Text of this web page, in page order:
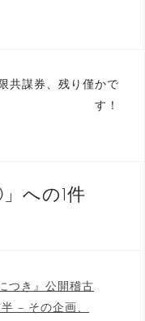
共謀券、残り僅かで
す！
」への1件
つき』公開稽古
– その企画、